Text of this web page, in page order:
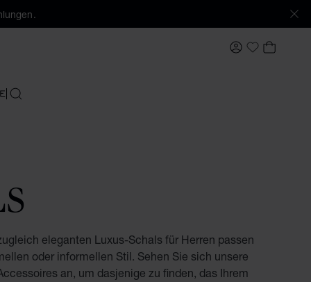
MEIN KONTO
My Wishlist
MEIN
SUCHEN
eleganten Luxus-Schals für Herren passen
oder informellen Stil. Sehen Sie sich unsere
an, um dasjenige zu finden, das Ihrem